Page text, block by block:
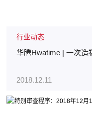
行业动态
华腾Hwatime | 一次造
2018.12.11